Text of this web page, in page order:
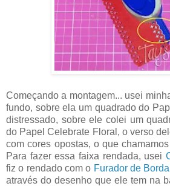
Começando a montagem... usei
fundo, sobre ela um quadrado do
distressado, sobre ele colei um
do Papel Celebrate Floral, o verso
com cores opostas, o que
Para fazer essa faixa rendada, usei
fiz o rendado com o Furador de
através do desenho que ele tem na